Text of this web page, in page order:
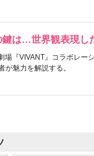
鍵は…世界観表現し
場『VIVANT』コラボレー
が魅力を解説する。